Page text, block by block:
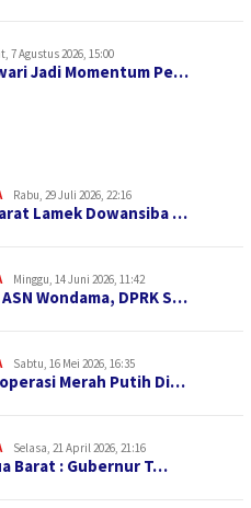
7 Agustus 2026, 15:00
Jadi Momentum Pe…
Rabu, 29 Juli 2026, 22:16
Lamek Dowansiba …
Minggu, 14 Juni 2026, 11:42
Wondama, DPRK S…
Sabtu, 16 Mei 2026, 16:35
Merah Putih Di…
Selasa, 21 April 2026, 21:16
Barat : Gubernur T…